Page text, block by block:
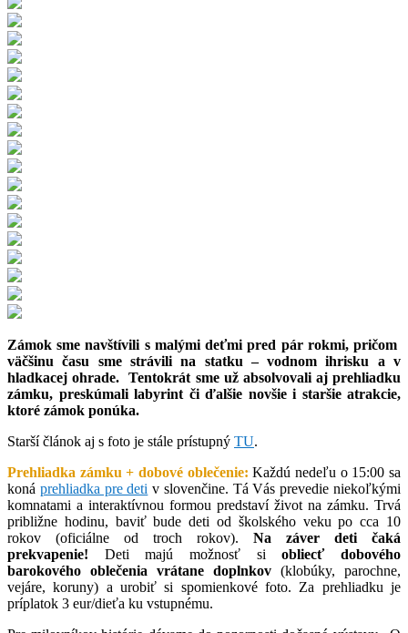
Zámok sme navštívili s malými deťmi pred pár rokmi, pričom
väčšinu času sme strávili na statku – vodnom ihrisku a v
hladkacej ohrade. Tentokrát sme už absolvovali aj prehliadku
zámku, preskúmali labyrint či ďalšie novšie i staršie atrakcie,
ktoré zámok ponúka.
Starší článok aj s foto je stále prístupný TU.
Prehliadka zámku + dobové oblečenie: Každú nedeľu o 15:00 sa
koná prehliadka pre deti v slovenčine. Tá Vás prevedie niekoľkými
komnatami a interaktívnou formou predstaví život na zámku. Trvá
približne hodinu, baviť bude deti od školského veku po cca 10
rokov (oficiálne od troch rokov). Na záver deti čaká
prekvapenie! Deti majú možnosť siobliecť dobového
barokového oblečenia vrátane doplnkov (klobúky, parochne,
vejáre, koruny) a urobiť si spomienkové foto. Za prehliadku je
príplatok 3 eur/dieťa ku vstupnému.